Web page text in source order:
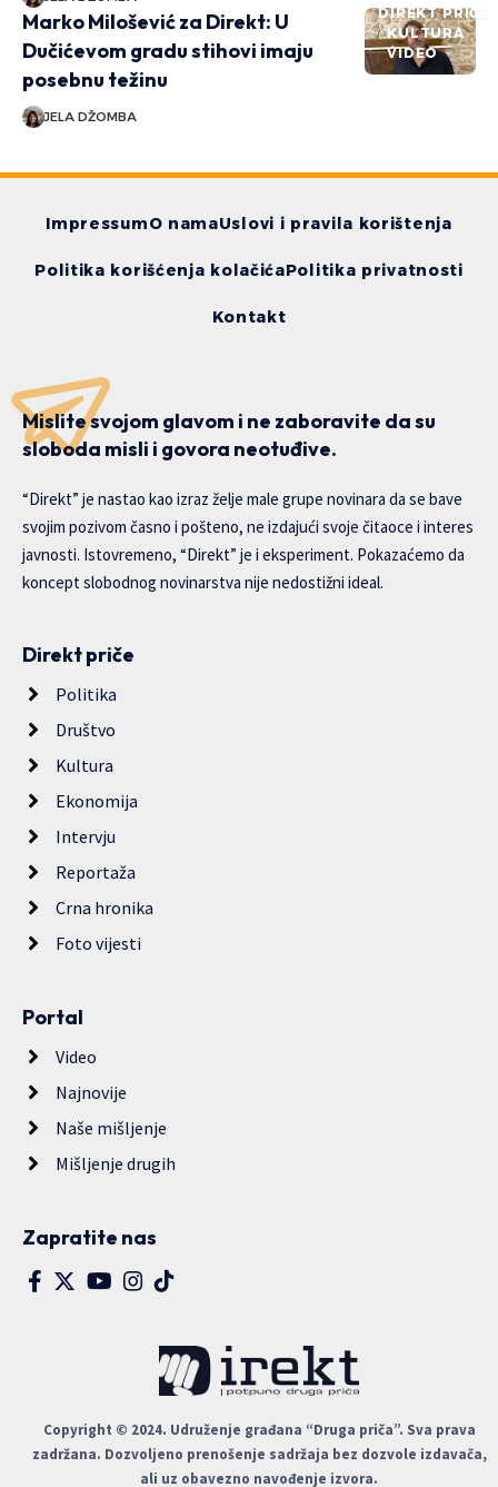
DIREKT PRIČE
KULTURA
VIDEO
Marko Milošević za Direkt: U
Dučićevom gradu stihovi imaju
posebnu težinu
JELA DŽOMBA
ImpressumO namaUslovi i pravila korištenja
Politika korišćenja kolačićaPolitika privatnosti
Kontakt
Mislite svojom glavom i ne zaboravite da su
sloboda misli i govora neotuđive.
“Direkt” je nastao kao izraz želje male grupe novinara da se bave
svojim pozivom časno i pošteno, ne izdajući svoje čitaoce i interes
javnosti. Istovremeno, “Direkt” je i eksperiment. Pokazaćemo da
koncept slobodnog novinarstva nije nedostižni ideal.
Direkt priče
Politika
Društvo
Kultura
Ekonomija
Intervju
Reportaža
Crna hronika
Foto vijesti
Portal
Video
Najnovije
Naše mišljenje
Mišljenje drugih
Zapratite nas
Copyright © 2024. Udruženje građana “Druga priča”. Sva prava
zadržana. Dozvoljeno prenošenje sadržaja bez dozvole izdavača,
ali uz obavezno navođenje izvora.